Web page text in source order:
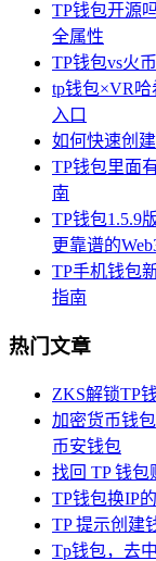
TP钱包开源
全属性
TP钱包vs火
tp钱包×VR哈
入口
如何快速创
TP钱包里面
南
TP钱包1.5.9
更靠谱的
TP手机钱包
指南
热门文章
ZKS解锁TP
加密货币钱
币安钱包
找回 TP 钱
TP钱包换IP
TP 提示创建
Tp钱包，去